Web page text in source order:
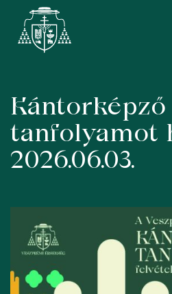
Skip
content
Kántorképző
tanfolyamot
2026.06.03.